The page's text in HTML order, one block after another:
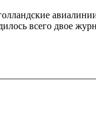
всего двое